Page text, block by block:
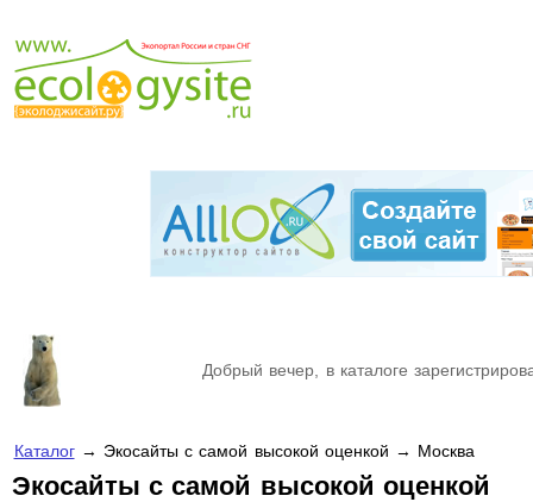
Добрый вечер, в каталоге
Каталог→ Экосайты с самой высокой оценкой → Москва
Экосайты с самой высокой оценкой